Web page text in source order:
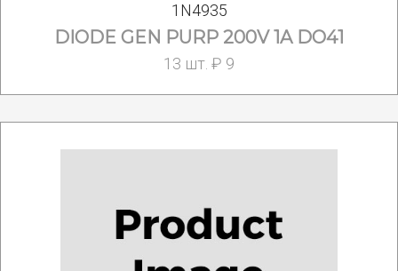
1N4935
DIODE GEN PURP 200V 1A DO41
13 шт. ₽ 9